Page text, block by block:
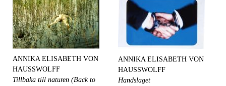
ANNIKA ELISABETH VON
HAUSSWOLFF
Tillbaka till naturen (Back to
ANNIKA ELISABETH VON
HAUSSWOLFF
Handslaget